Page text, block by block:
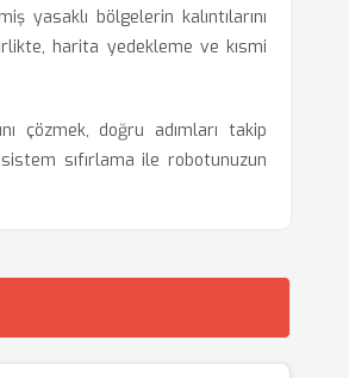
yasaklı bölgelerin kalıntılarını
harita yedekleme ve kısmi
çözmek, doğru adımları takip
sıfırlama ile robotunuzun